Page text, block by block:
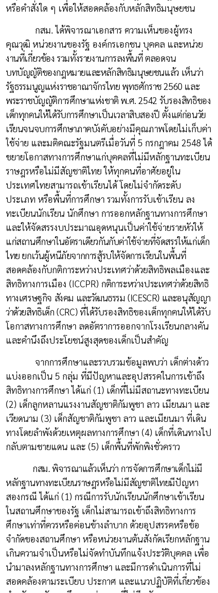
หรือคำสั่งใด ๆ เพื่อให้สอดคล้องกับหลักสิทธิมนุษยชน
กสม. ได้พิจารณาเอกสาร ความเห็นของผู้ทรง
คุณวุฒิ หน่วยงานของรัฐ องค์กรเอกชน บุคคล และหน่วย
งานที่เกี่ยวข้อง รวมทั้งรายงานการลงพื้นที่ ตลอดจน
บทบัญญัติของกฎหมายและหลักสิทธิมนุษยชนแล้ว เห็นว่า
รัฐธรรมนูญแห่งราชอาณาจักรไทย พุทธศักราช 2560 และ
พระราชบัญญัติการศึกษาแห่งชาติ พ.ศ. 2542 รับรองสิทธิของ
เด็กทุกคนให้ได้รับการศึกษาเป็นเวลาสิบสองปี ตั้งแต่ก่อนวัย
เรียนจนจบการศึกษาภาคบังคับอย่างมีคุณภาพโดยไม่เก็บค่า
ใช้จ่าย และมติคณะรัฐมนตรีเมื่อวันที่ 5 กรกฎาคม 2548 ได้
ขยายโอกาสทางการศึกษาแก่บุคคลที่ไม่มีหลักฐานทะเบียน
ราษฎรหรือไม่มีสัญชาติไทย ให้ทุกคนที่อาศัยอยู่ใน
ประเทศไทยสามารถเข้าเรียนได้ โดยไม่จำกัดระดับ
ประเภท หรือพื้นที่การศึกษา รวมทั้งการรับเข้าเรียน ลง
ทะเบียนนักเรียน นักศึกษา การออกหลักฐานทางการศึกษา
และให้จัดสรรงบประมาณอุดหนุนเป็นค่าใช้จ่ายรายหัวให้
แก่สถานศึกษาในอัตราเดียวกันกับค่าใช้จ่ายที่จัดสรรให้แก่เด็ก
ไทย ยกเว้นผู้หนีภัยจากการสู้รบให้จัดการเรียนในพื้นที่
สอดคล้องกับกติการะหว่างประเทศว่าด้วยสิทธิพลเมืองและ
สิทธิทางการเมือง (ICCPR) กติการะหว่างประเทศว่าด้วยสิทธิ
ทางเศรษฐกิจ สังคม และวัฒนธรรม (ICESCR) และอนุสัญญา
ว่าด้วยสิทธิเด็ก (CRC) ที่ได้รับรองสิทธิของเด็กทุกคนให้ได้รับ
โอกาสทางการศึกษา ลดอัตราการออกจากโรงเรียนกลางคัน
และคำนึงถึงประโยชน์สูงสุดของเด็กเป็นสำคัญ
จากการศึกษาและรวบรวมข้อมูลพบว่า เด็กต่างด้าว
แบ่งออกเป็น 5 กลุ่ม ที่มีปัญหาและอุปสรรคในการเข้าถึง
สิทธิทางการศึกษา ได้แก่ (1) เด็กที่ไม่มีสถานะทางทะเบียน
(2) เด็กลูกหลานแรงงานสัญชาติกัมพูชา ลาว เมียนมา และ
เวียดนาม (3) เด็กสัญชาติกัมพูชา ลาว และเมียนมา ที่เดิน
ทางโดยลำพังด้วยเหตุผลทางการศึกษา (4) เด็กที่เดินทางไป
กลับตามชายแดน และ (5) เด็กพื้นที่พักพิงชั่วคราว
กสม. พิจารณาแล้วเห็นว่า การจัดการศึกษาเด็กไม่มี
หลักฐานทางทะเบียนราษฎรหรือไม่มีสัญชาติไทยมีปัญหา
สองกรณี ได้แก่ (1) กรณีการรับนักเรียนนักศึกษาเข้าเรียน
ในสถานศึกษาของรัฐ เด็กไม่สามารถเข้าถึงสิทธิทางการ
ศึกษาเท่าที่ควรหรือค่อนข้างลำบาก ด้วยอุปสรรคหรือข้อ
จำกัดของสถานศึกษา หรือหน่วยงานต้นสังกัดเรียกหลักฐาน
เกินความจำเป็นหรือไม่จัดทำบันทึกแจ้งประวัติบุคคล เพื่อ
นำมาลงหลักฐานทางการศึกษา และมีการดำเนินการที่ไม่
สอดคล้องตามระเบียบ ประกาศ และแนวปฏิบัติที่เกี่ยวข้อง